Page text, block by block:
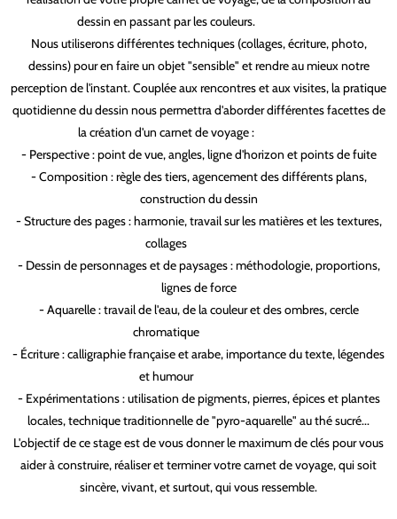
dessin en passant par les couleurs.
Nous utiliserons différentes techniques (collages, écriture, photo,
dessins) pour en faire un objet "sensible" et rendre au mieux notre
perception de l'instant. Couplée aux rencontres et aux visites, la pratique
quotidienne du dessin nous permettra d'aborder différentes facettes de
la création d'un carnet de voyage :
- Perspective : point de vue, angles, ligne d'horizon et points de fuite
- Composition : règle des tiers, agencement des différents plans,
construction du dessin
- Structure des pages : harmonie, travail sur les matières et les textures,
collages
- Dessin de personnages et de paysages : méthodologie, proportions,
lignes de force
- Aquarelle : travail de l'eau, de la couleur et des ombres, cercle
chromatique
- Écriture : calligraphie française et arabe, importance du texte, légendes
et humour
- Expérimentations : utilisation de pigments, pierres, épices et plantes
locales, technique traditionnelle de "pyro-aquarelle" au thé sucré...
L'objectif de ce stage est de vous donner le maximum de clés pour vous
aider à construire, réaliser et terminer votre carnet de voyage, qui soit
sincère, vivant, et surtout, qui vous ressemble.